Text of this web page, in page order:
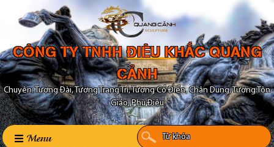
CÔNG TY TNHH ĐIÊU KHẮC QUANG
CẢNH
Chuyên: Tượng Đài, Tượng Trang Trí, Tượng Cổ Điển, Chân Dung, Tượng Tôn
Giáo, Phù Điêu
Menu